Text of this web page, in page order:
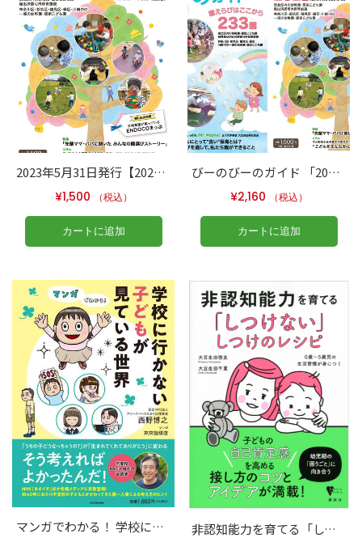
2023年5月31日発行【2024年4月入園用】幼稚園・認定こども園・保育園ガイド 2024年度入園版
¥1,500 （税込）
カートに追加
びーのびーのガイド 「2025年度入園版（最新号）」＋「2024年度入園版」2冊セット
¥2,160 （税込）
カートに追加
マンガでわかる！ 学校に行かない子どもが見ている世界 非認知能力を育てる「しつけない」しつけのレシピ ０歳～５歳児の生活習慣が身につく